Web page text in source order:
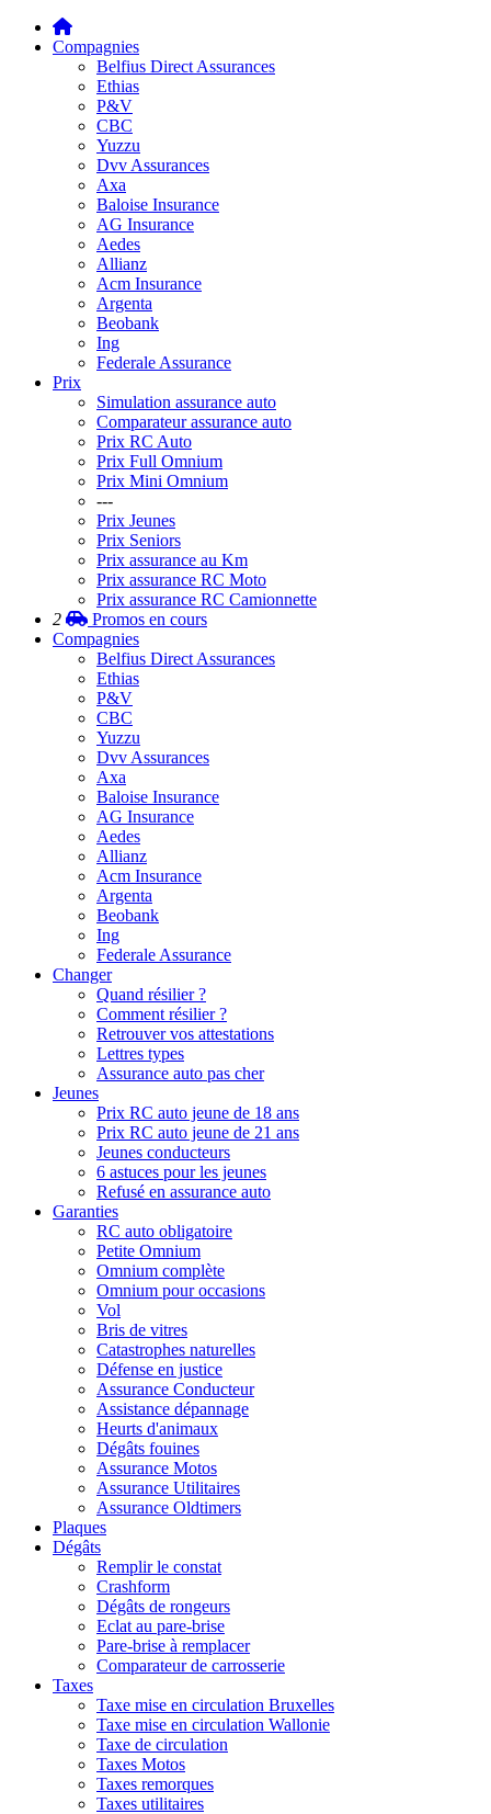
Compagnies
Belfius Direct Assurances
Ethias
P&V
CBC
Yuzzu
Dvv Assurances
Axa
Baloise Insurance
AG Insurance
Aedes
Allianz
Acm Insurance
Argenta
Beobank
Ing
Federale Assurance
Prix
Simulation assurance auto
Comparateur assurance auto
Prix RC Auto
Prix Full Omnium
Prix Mini Omnium
---
Prix Jeunes
Prix Seniors
Prix assurance au Km
Prix assurance RC Moto
Prix assurance RC Camionnette
2
Promos en cours
Compagnies
Belfius Direct Assurances
Ethias
P&V
CBC
Yuzzu
Dvv Assurances
Axa
Baloise Insurance
AG Insurance
Aedes
Allianz
Acm Insurance
Argenta
Beobank
Ing
Federale Assurance
Changer
Quand résilier ?
Comment résilier ?
Retrouver vos attestations
Lettres types
Assurance auto pas cher
Jeunes
Prix RC auto jeune de 18 ans
Prix RC auto jeune de 21 ans
Jeunes conducteurs
6 astuces pour les jeunes
Refusé en assurance auto
Garanties
RC auto obligatoire
Petite Omnium
Omnium complète
Omnium pour occasions
Vol
Bris de vitres
Catastrophes naturelles
Défense en justice
Assurance Conducteur
Assistance dépannage
Heurts d'animaux
Dégâts fouines
Assurance Motos
Assurance Utilitaires
Assurance Oldtimers
Plaques
Dégâts
Remplir le constat
Crashform
Dégâts de rongeurs
Eclat au pare-brise
Pare-brise à remplacer
Comparateur de carrosserie
Taxes
Taxe mise en circulation Bruxelles
Taxe mise en circulation Wallonie
Taxe de circulation
Taxes Motos
Taxes remorques
Taxes utilitaires